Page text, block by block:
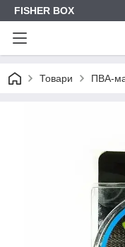
FISHER BOX
Товари ПВА-